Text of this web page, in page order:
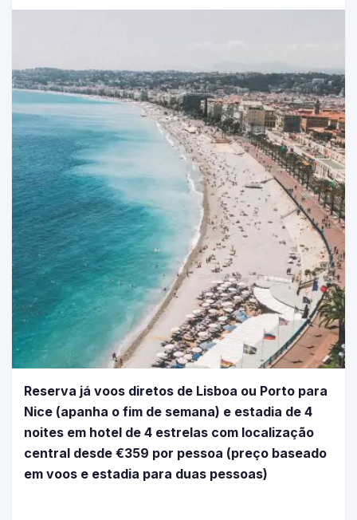
Reserva já voos diretos de Lisboa ou Porto para
Nice (apanha o fim de semana) e estadia de 4
noites em hotel de 4 estrelas com localização
central desde €359 por pessoa (preço baseado
em voos e estadia para duas pessoas)